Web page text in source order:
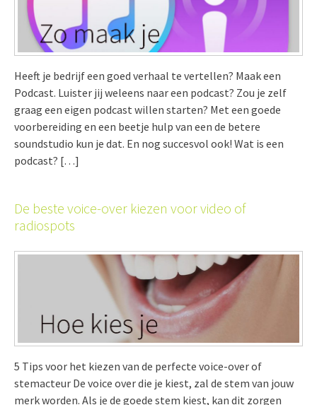
Heeft je bedrijf een goed verhaal te vertellen? Maak een
Podcast. Luister jij weleens naar een podcast? Zou je zelf
graag een eigen podcast willen starten? Met een goede
voorbereiding en een beetje hulp van een de betere
soundstudio kun je dat. En nog succesvol ook! Wat is een
podcast? […]
De beste voice-over kiezen voor video of
radiospots
5 Tips voor het kiezen van de perfecte voice-over of
stemacteur De voice over die je kiest, zal de stem van jouw
merk worden. Als je de goede stem kiest, kan dit zorgen